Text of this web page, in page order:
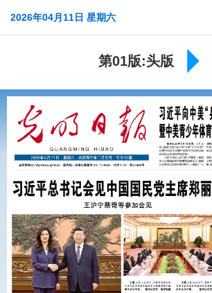
2026年04月11日 星期六
第01版:头版